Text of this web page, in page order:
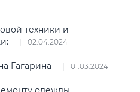
техники и
02.04.2024
Гагарина 01.03.2024